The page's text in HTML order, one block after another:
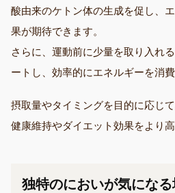
酸由来のケトン体の生成を促し、
果が期待できます。
さらに、運動前に少量を取り入れ
ートし、効率的にエネルギーを消
摂取量やタイミングを目的に応じ
健康維持やダイエット効果をより
独特のにおいが気にな